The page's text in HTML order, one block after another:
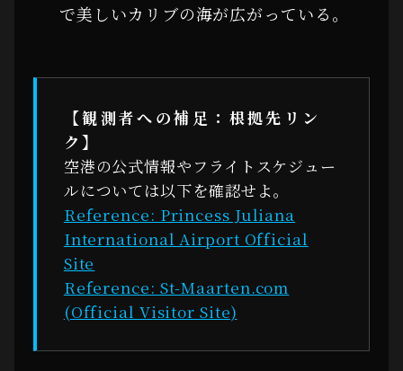
で美しいカリブの海が広がっている。
【観測者への補足：根拠先リン
ク】
空港の公式情報やフライトスケジュー
ルについては以下を確認せよ。
Reference: Princess Juliana
International Airport Official
Site
Reference: St-Maarten.com
(Official Visitor Site)